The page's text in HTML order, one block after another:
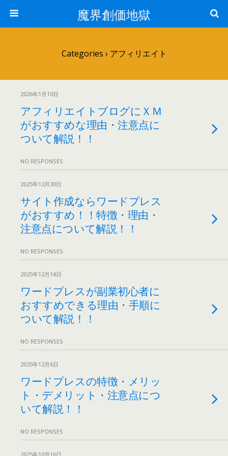
魔界創価地獄
Categories › アフィリエイト
2026年1月10日
アフィリエイトブログにＸＭ
がおすすめな理由・注意点に
ついて解説！！
NO RESPONSES
2025年12月30日
サイト作成ならワードプレス
がおすすめ！！特徴・理由・
注意点について解説！！
NO RESPONSES
2025年12月14日
ワードプレスが副業初心者に
おすすめできる理由・手順に
ついて解説！！
NO RESPONSES
2025年12月6日
ワードプレスの特徴・メリッ
ト・デメリット・注意点につ
いて解説！！
NO RESPONSES
2025年10月16日